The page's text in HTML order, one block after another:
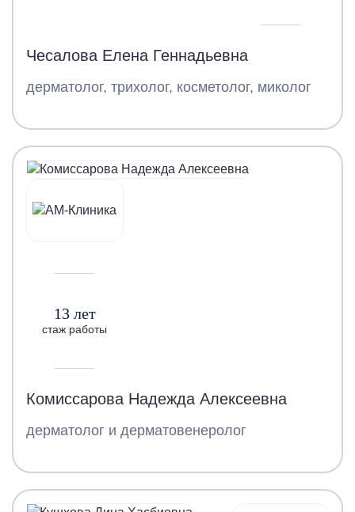
Чесалова Елена Геннадьевна
дерматолог, трихолог, косметолог, миколог
13 лет
стаж работы
Комиссарова Надежда Алексеевна
дерматолог и дерматовенеролог